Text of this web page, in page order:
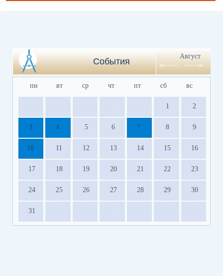
События
Август
пн вт ср чт пт сб вс
1 2
3 4 5 6 7 8 9
10 11 12 13 14 15 16
17 18 19 20 21 22 23
24 25 26 27 28 29 30
31